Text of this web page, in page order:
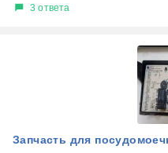
3 ответа
Запчасть для